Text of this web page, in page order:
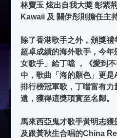
林寶玉 炫出自我大獎 彭紫
Kawaii 及 關伊彤則擔任主持
除了香港歌手之外，頒獎
超卓成績的海外歌手，今
女歌手」給丁噹 ，《愛到
中，歌曲「海的顏色」更
排行榜冠軍歌，丁噹富有
遺，獲得這獎項實至名歸。
馬來西亞鬼才歌手黃明志獲
及跟黃秋生合唱的China